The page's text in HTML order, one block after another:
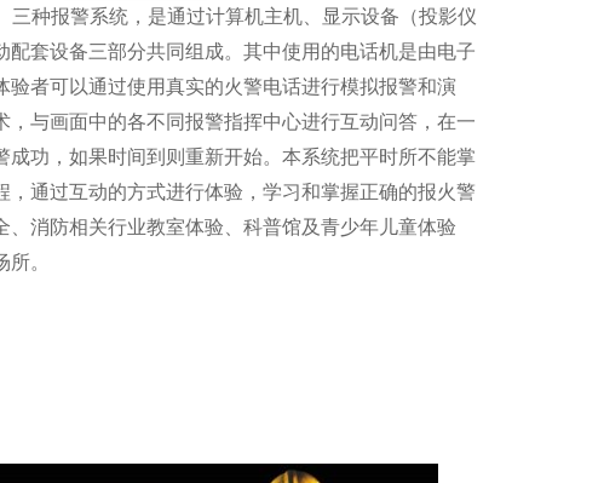
三种报警系统，是通过计算机主机、显示设备（投影仪
配套设备三部分共同组成。其中使用的电话机是由电子
验者可以通过使用真实的火警电话进行模拟报警和演
，与画面中的各不同报警指挥中心进行互动问答，在一
成功，如果时间到则重新开始。本系统把平时所不能掌
，通过互动的方式进行体验，学习和掌握正确的报火警
、消防相关行业教室体验、科普馆及青少年儿童体验
。